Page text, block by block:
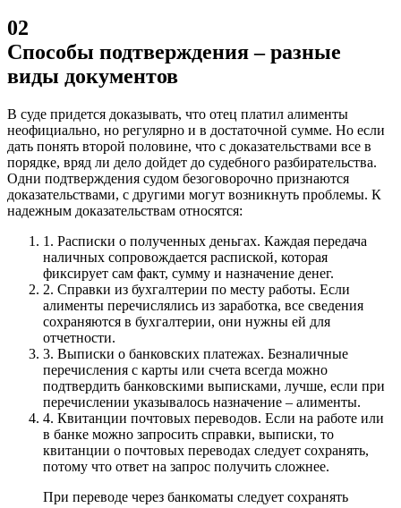
02
Способы подтверждения – разные
виды документов
В суде придется доказывать, что отец платил алименты
неофициально, но регулярно и в достаточной сумме. Но если
дать понять второй половине, что с доказательствами все в
порядке, вряд ли дело дойдет до судебного разбирательства.
Одни подтверждения судом безоговорочно признаются
доказательствами, с другими могут возникнуть проблемы. К
надежным доказательствам относятся:
1. Расписки о полученных деньгах. Каждая передача
наличных сопровождается распиской, которая
фиксирует сам факт, сумму и назначение денег.
2. Справки из бухгалтерии по месту работы. Если
алименты перечислялись из заработка, все сведения
сохраняются в бухгалтерии, они нужны ей для
отчетности.
3. Выписки о банковских платежах. Безналичные
перечисления с карты или счета всегда можно
подтвердить банковскими выписками, лучше, если при
перечислении указывалось назначение – алименты.
4. Квитанции почтовых переводов. Если на работе или
в банке можно запросить справки, выписки, то
квитанции о почтовых переводах следует сохранять,
потому что ответ на запрос получить сложнее.
При переводе через банкоматы следует сохранять